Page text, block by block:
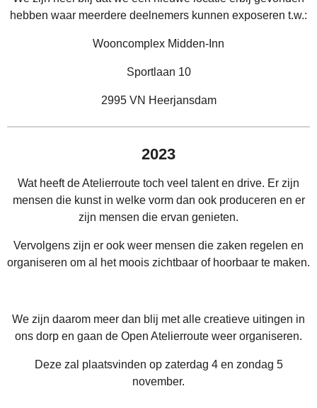
hebben waar meerdere deelnemers kunnen exposeren t.w.:
Wooncomplex Midden-Inn
Sportlaan 10
2995 VN Heerjansdam
2023
Wat heeft de Atelierroute toch veel talent en drive. Er zijn
mensen die kunst in welke vorm dan ook produceren en er
zijn mensen die ervan genieten.
Vervolgens zijn er ook weer mensen die zaken regelen en
organiseren om al het moois zichtbaar of hoorbaar te maken.
We zijn daarom meer dan blij met alle creatieve uitingen in
ons dorp en gaan de Open Atelierroute weer organiseren.
Deze zal plaatsvinden op zaterdag 4 en zondag 5
november.